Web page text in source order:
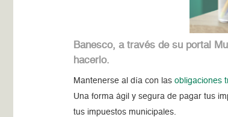
Banesco, a través de su portal
hacerlo.
Mantenerse al día con lasobligaciones
Una forma ágil y segura de pagar tus
tus impuestos municipales.